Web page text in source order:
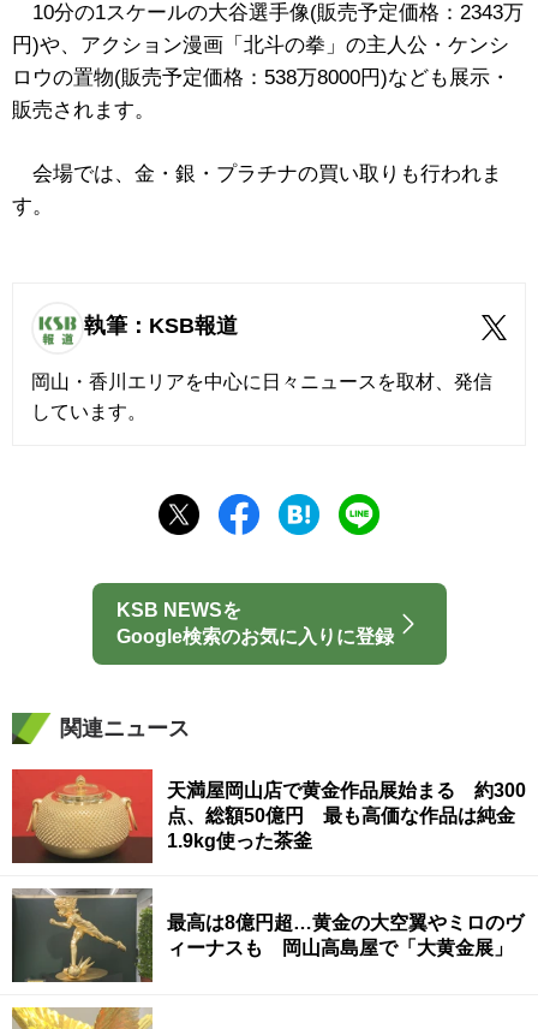
10分の1スケールの大谷選手像(販売予定価格：2343万
円)や、アクション漫画「北斗の拳」の主人公・ケンシ
ロウの置物(販売予定価格：538万8000円)なども展示・
販売されます。
会場では、金・銀・プラチナの買い取りも行われま
す。
執筆：KSB報道
岡山・香川エリアを中心に日々ニュースを取材、発信
しています。
KSB NEWSを
Google検索のお気に入りに登録
関連ニュース
天満屋岡山店で黄金作品展始まる 約300
点、総額50億円 最も高価な作品は純金
1.9kg使った茶釜
最高は8億円超…黄金の大空翼やミロのヴ
ィーナスも 岡山高島屋で「大黄金展」